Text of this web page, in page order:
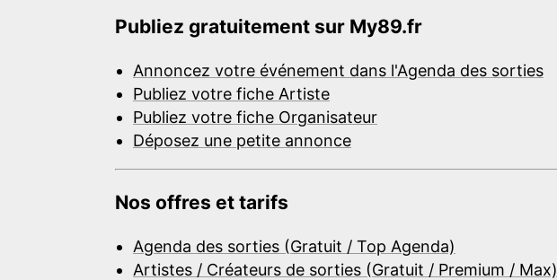
Publiez gratuitement sur My89.fr
Annoncez votre événement dans l'Agenda des sorties
Publiez votre fiche Artiste
Publiez votre fiche Organisateur
Déposez une petite annonce
Nos offres et tarifs
Agenda des sorties (Gratuit / Top Agenda)
Artistes / Créateurs de sorties (Gratuit / Premium / Max)